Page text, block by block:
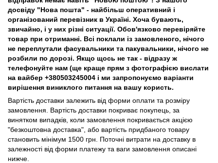
досвіду "Нова пошта" - найбільш оперативний і
організований перевізник в Україні. Хоча бувають,
звичайно, і у них різні ситуації. Обов'язково перевіряйте
товар при отриманні. Всі поклали із замовленого, нічого
не переплутали фасувальники та пакувальники, нічого не
розбили по дорозі. Якщо щось не так - відразу ж
телефонуйте нам (ще краще прям з фотографією вислати
на вайбер +380503245004 і ми запропонуємо варіанти
вирішення виниклого питання на вашу користь.
Вартість доставки залежить від форми оплати та розміру
замовлення. Вартість доставки покриває покупець, за
винятком випадків, коли замовлення покривається акцією
"безкоштовна доставка", або вартість придбаного товару
становить мінімум 1500 грн. Поточні витрати на доставку в
залежності від форми платежу та ваги замовлення описані
нижче.